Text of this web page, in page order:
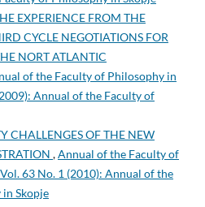
EXPERIENCE FROM THE
CYCLE NEGOTIATIONS FOR
NORT ATLANTIC
of the Faculty of Philosophy in
Annual of the Faculty of
CHALLENGES OF THE NEW
,Annual of the Faculty of
63 No. 1 (2010): Annual of the
Skopje